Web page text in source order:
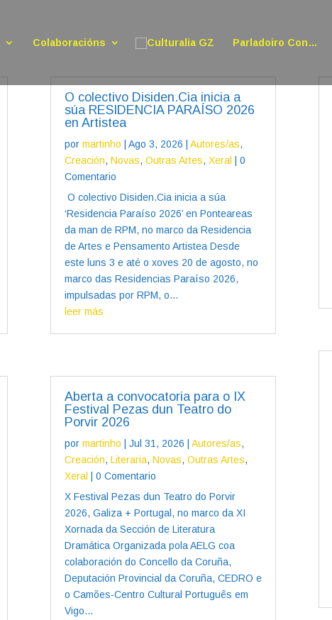
Colaboracións Parladoiro Con…
O colectivo Disiden.Cia inicia a
súa RESIDENCIA PARAÍSO 2026
en Artistea
por martinho | Ago 3, 2026 | Autores/as,
Creación, Novas, Outras Artes, Xeral | 0
Comentario
O colectivo Disiden.Cia inicia a súa
‘Residencia Paraíso 2026’ en Ponteareas
da man de RPM, no marco da Residencia
de Artes e Pensamento Artistea Desde
este luns 3 e até o xoves 20 de agosto, no
marco das Residencias Paraíso 2026,
impulsadas por RPM, o...
leer más
Aberta a convocatoria para o IX
Festival Pezas dun Teatro do
Porvir 2026
por martinho Jul 31, 2026 Autores/as,
Creación, Literaria, Novas, Outras Artes,
Xeral
| 0 Comentario
X Festival Pezas dun Teatro do Porvir
2026, Galiza + Portugal, no marco da XI
Xornada da Sección de Literatura
Dramática Organizada pola AELG coa
colaboración do Concello da Coruña,
Deputación Provincial da Coruña, CEDRO e
o Camões-Centro Cultural Português em
Vigo...